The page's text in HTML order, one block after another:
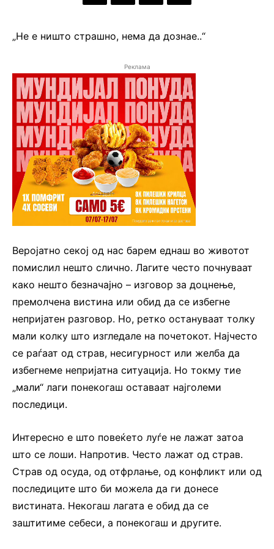
„Не е ништо страшно, нема да дознае..“
Реклама
Веројатно секој од нас барем еднаш во животот
помислил нешто слично. Лагите често почнуваат
како нешто безначајно – изговор за доцнење,
премолчена вистина или обид да се избегне
непријатен разговор. Но, ретко остануваат толку
мали колку што изгледале на почетокот. Најчесто
се раѓаат од страв, несигурност или желба да
избегнеме непријатна ситуација. Но токму тие
„мали“ лаги понекогаш оставаат најголеми
последици.
Интересно е што повеќето луѓе не лажат затоа
што се лоши. Напротив. Често лажат од страв.
Страв од осуда, од отфрлање, од конфликт или од
последиците што би можела да ги донесе
вистината. Некогаш лагата е обид да се
заштитиме себеси, а понекогаш и другите.